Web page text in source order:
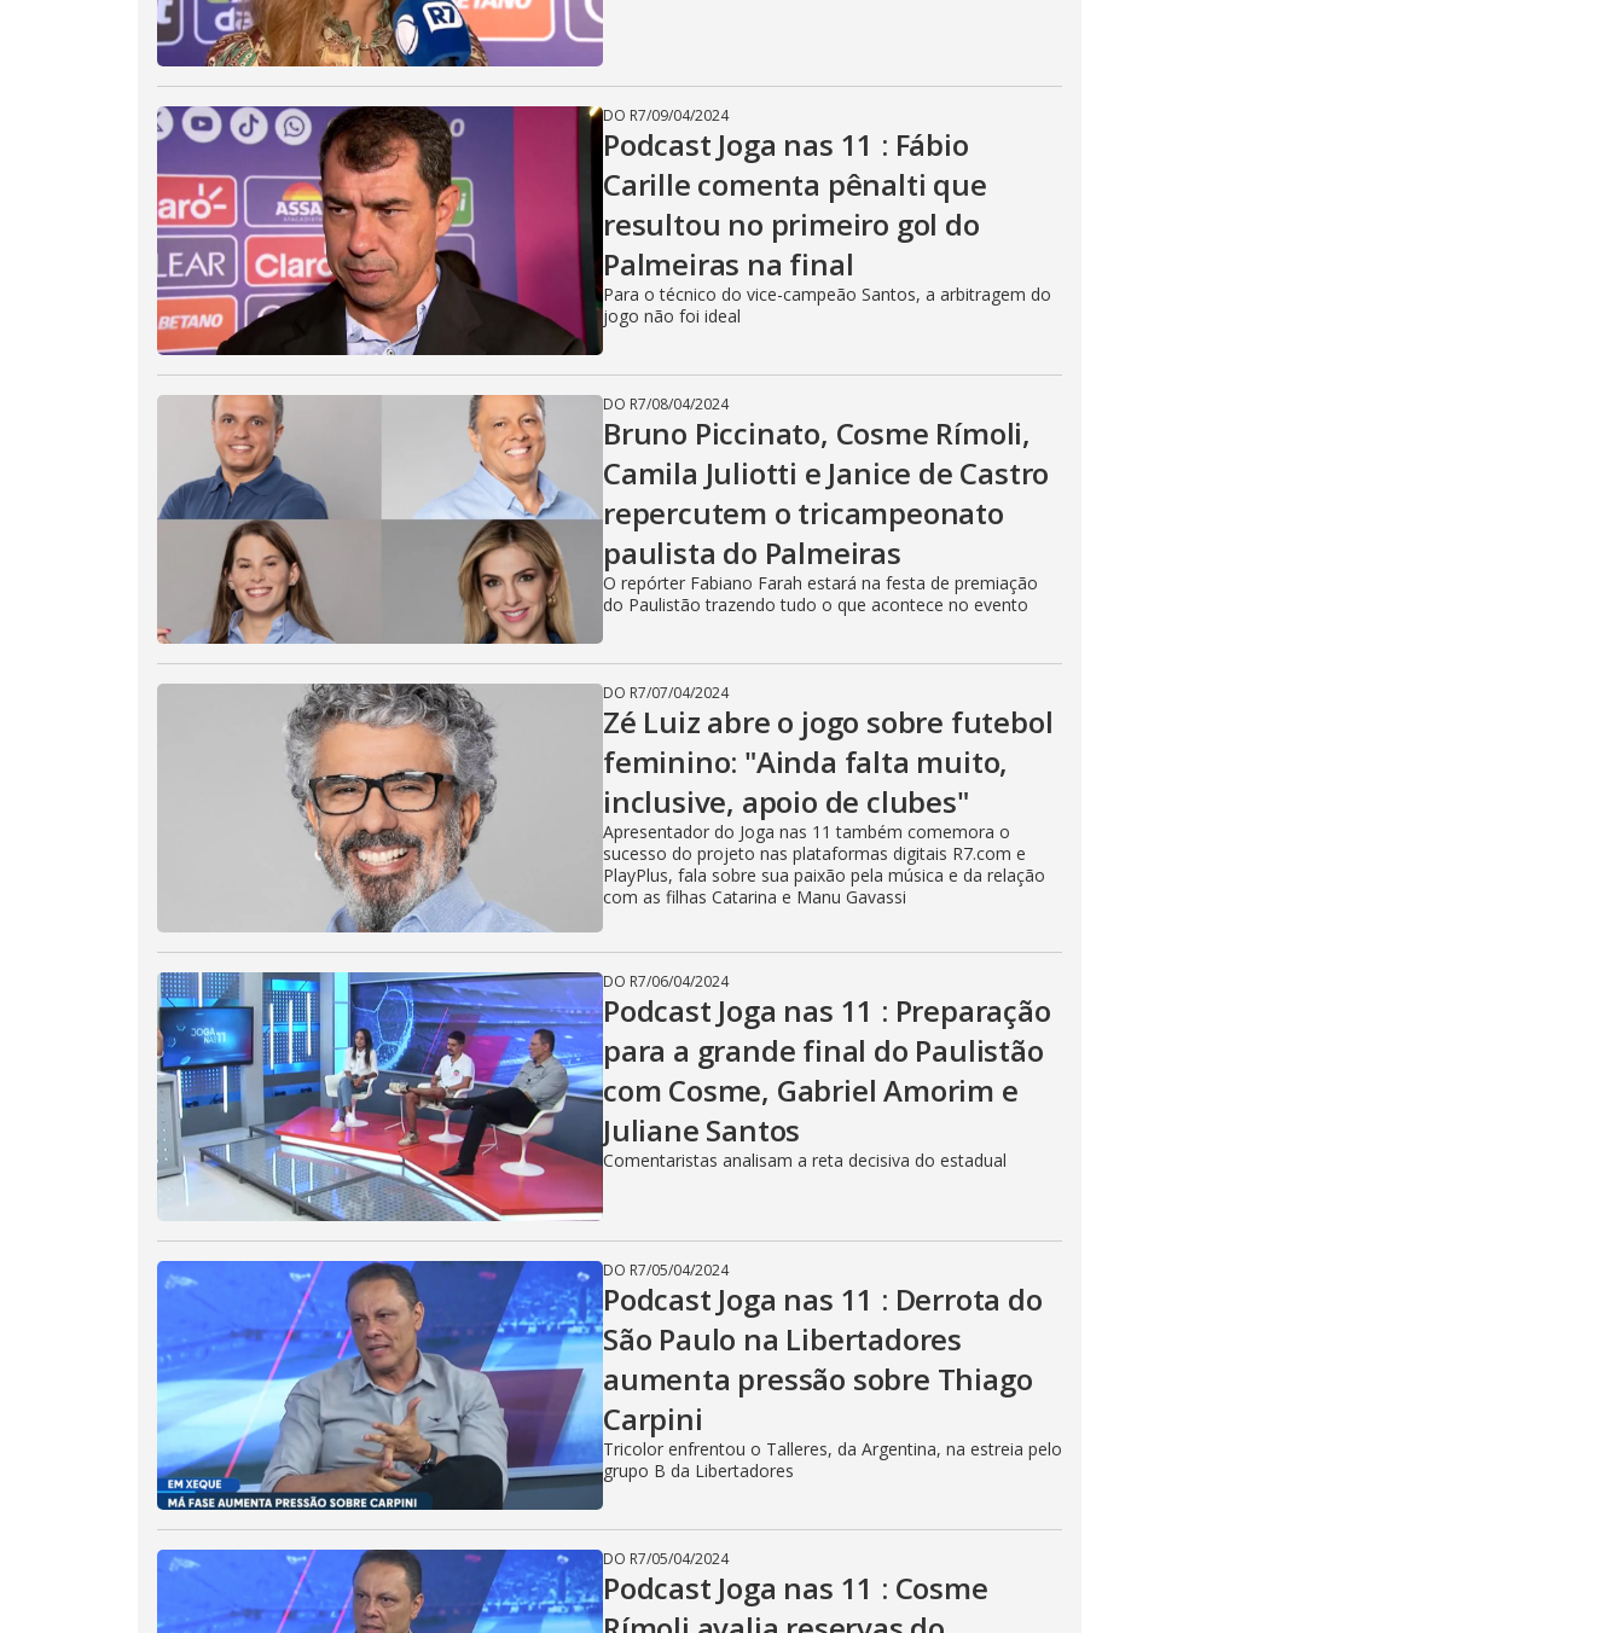
DO R7/09/04/2024
Podcast Joga nas 11 : Fábio
Carille comenta pênalti que
resultou no primeiro gol do
Palmeiras na final
Para o técnico do vice-campeão Santos, a arbitragem do
jogo não foi ideal
DO R7/08/04/2024
Bruno Piccinato, Cosme Rímoli,
Camila Juliotti e Janice de Castro
repercutem o tricampeonato
paulista do Palmeiras
O repórter Fabiano Farah estará na festa de premiação
do Paulistão trazendo tudo o que acontece no evento
DO R7/07/04/2024
Zé Luiz abre o jogo sobre futebol
feminino: "Ainda falta muito,
inclusive, apoio de clubes"
Apresentador do Joga nas 11 também comemora o
sucesso do projeto nas plataformas digitais R7.com e
PlayPlus, fala sobre sua paixão pela música e da relação
com as filhas Catarina e Manu Gavassi
DO R7/06/04/2024
Podcast Joga nas 11 : Preparação
para a grande final do Paulistão
com Cosme, Gabriel Amorim e
Juliane Santos
Comentaristas analisam a reta decisiva do estadual
DO R7/05/04/2024
Podcast Joga nas 11 : Derrota do
São Paulo na Libertadores
aumenta pressão sobre Thiago
Carpini
Tricolor enfrentou o Talleres, da Argentina, na estreia pelo
grupo B da Libertadores
DO R7/05/04/2024
Podcast Joga nas 11 : Cosme